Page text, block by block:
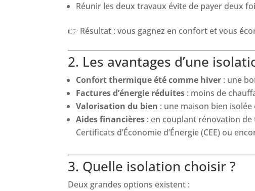
Réunir les deux travaux évite de payer deux
👉 Résultat : vous gagnez en confort et vous
2. Les avantages d’une
Confort thermique été comme hiver : une
Factures d’énergie réduites : moins de
Valorisation du bien : une maison bien
Aides financières : en couplant rénovation
Certificats d’Économie d’Énergie (CEE) ou
3. Quelle isolation choisir ?
Deux grandes options existent :